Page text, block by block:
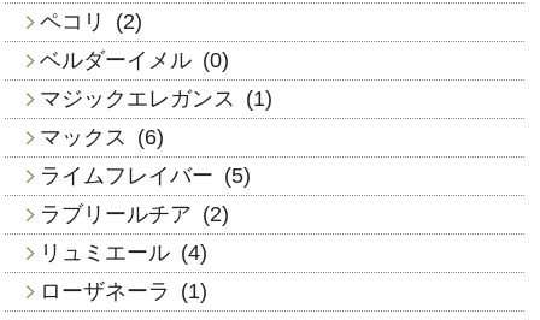
ペコリ
(2)
ベルダーイメル (0)
マジックエレガンス
(1)
マックス
(6)
ライムフレイバー (5)
ラブリールチア (2)
リュミエール (4)
ローザネーラ
(1)